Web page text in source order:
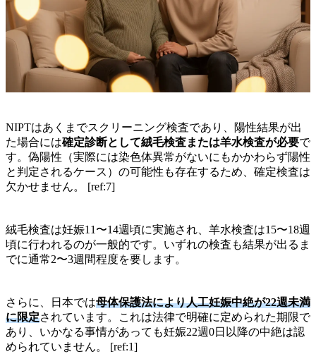
NIPTはあくまでスクリーニング検査であり、陽性結果が出
た場合には確定診断として絨毛検査または羊水検査が必要で
す。偽陽性（実際には染色体異常がないにもかかわらず陽性
と判定されるケース）の可能性も存在するため、確定検査は
欠かせません。 [ref:7]
絨毛検査は妊娠11〜14週頃に実施され、羊水検査は15〜18週
頃に行われるのが一般的です。いずれの検査も結果が出るま
でに通常2〜3週間程度を要します。
さらに、日本では母体保護法により人工妊娠中絶が22週未満
に限定されています。これは法律で明確に定められた期限で
あり、いかなる事情があっても妊娠22週0日以降の中絶は認
められていません。 [ref:1]